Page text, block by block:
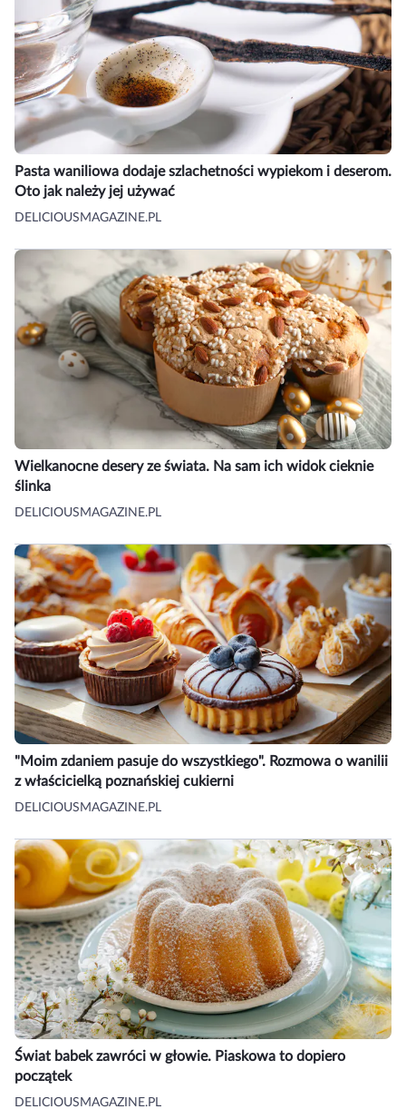
Pasta waniliowa dodaje szlachetności wypiekom i deserom.
Oto jak należy jej używać
DELICIOUSMAGAZINE.PL
Wielkanocne desery ze świata. Na sam ich widok cieknie
ślinka
DELICIOUSMAGAZINE.PL
"Moim zdaniem pasuje do wszystkiego". Rozmowa o wanilii
z właścicielką poznańskiej cukierni
DELICIOUSMAGAZINE.PL
Świat babek zawróci w głowie. Piaskowa to dopiero
początek
DELICIOUSMAGAZINE.PL